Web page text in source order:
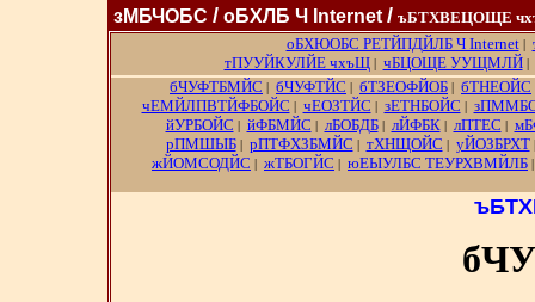
зМБЧОБС / оБХЛБ Ч Internet / ъБТХВЕЦОЩЕ
оБХЮОБС РЕТЙПДЙЛБ Ч Internet|
тПУУЙКУЛЙЕ чхъЩ| чБЦОЩЕ УУЩМЛЙ|
бЧУФТБМЙС | бЧУФТЙС | бТЗЕОФЙОБ | бТНЕОЙС
чЕМЙЛПВТЙФБОЙС | чЕОЗТЙС | зЕТНБОЙС |
йУРБОЙС | йФБМЙС | лБОБДБ| лЙФБК| лПТЕС |
рПМШЫБ| рПТФХЗБМЙС | тХНЩОЙС | уЙОЗБРХТ
жЙОМСОДЙС | жТБОГЙС | юЕЫУЛБС ТЕУРХВМЙЛБ